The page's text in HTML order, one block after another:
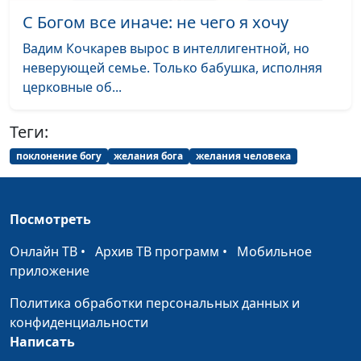
священнослужитель
Михаил Варёнов,
священнослужитель
священнослужитель
Внимание и забота:
Юлия Синицына,
Всевидящий Бог — что это
значит?
Юлия Синицына,
Слова и поступки. Притча о
двух сыновьях
С Богом все иначе: не чего я хочу
Вадим Кочкарев вырос в интеллигентной, но
неверующей семье. Только бабушка, исполняя
церковные об...
Теги:
поклонение богу желания бога желания человека
Посмотреть
Онлайн ТВ • Архив ТВ программ • Мобильное
приложение
Политика обработки персональных данных и
конфиденциальности
Написать